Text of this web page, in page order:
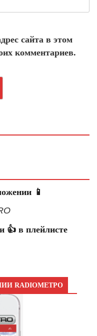
сайта в этом
комментариев.
📱
👍 в плейлисте
RADIOМЕТРО